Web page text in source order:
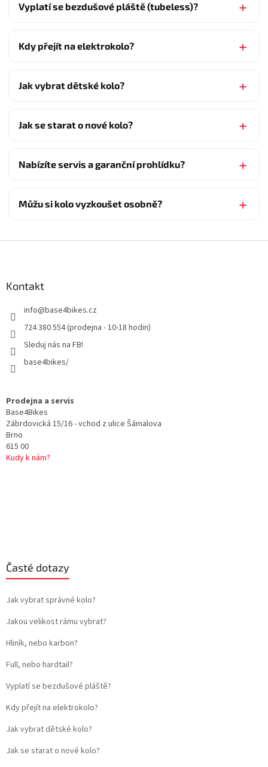
Vyplatí se bezdušové pláště (tubeless)?
Kdy přejít na elektrokolo?
Jak vybrat dětské kolo?
Jak se starat o nové kolo?
Nabízíte servis a garanční prohlídku?
Můžu si kolo vyzkoušet osobně?
Kontakt
info@base4bikes.cz
724 380 554 (prodejna - 10-18 hodin)
Sleduj nás na FB!
base4bikes/
Prodejna a servis
Base4Bikes
Zábrdovická 15/16 - vchod z ulice Šámalova
Brno
615 00
Kudy k nám?
Časté dotazy
Jak vybrat správné kolo?
Jakou velikost rámu vybrat?
Hliník, nebo karbon?
Full, nebo hardtail?
Vyplatí se bezdušové pláště?
Kdy přejít na elektrokolo?
Jak vybrat dětské kolo?
Jak se starat o nové kolo?